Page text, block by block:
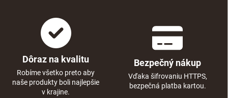
Dôraz na kvalitu
Robíme všetko preto aby
naše produkty boli najlepšie
v krajine.
Bezpečný nákup
Vďaka šifrovaniu HTTPS,
bezpečná platba kartou.